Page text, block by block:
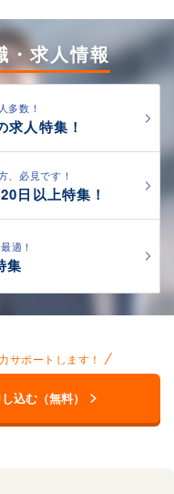
・求人情報
多数！
求人特集！
、必見です！
日以上特集！
適！
集
サポートします！
込む（無料）